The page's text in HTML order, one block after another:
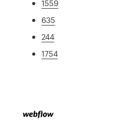
1559
635
244
1754